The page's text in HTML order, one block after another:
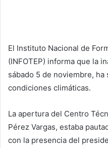
El Instituto Nacional de
(INFOTEP) informa que la
sábado 5 de noviembre,
condiciones climáticas.
La apertura del Centro
Pérez Vargas, estaba
con la presencia del